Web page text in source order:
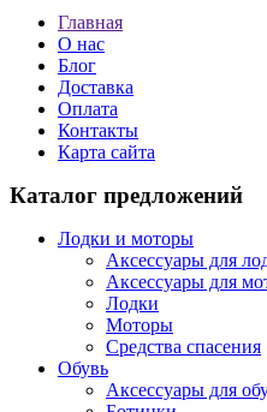
Главная
О нас
Блог
Доставка
Оплата
Контакты
Карта сайта
Каталог предложений
Лодки и моторы
Аксессуары для
Аксессуары для
Лодки
Моторы
Средства спасения
Обувь
Аксессуары для